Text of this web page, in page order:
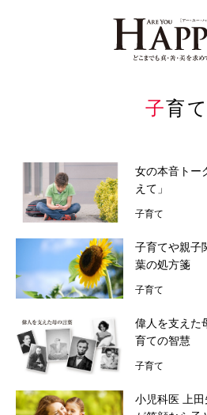
子育て
女の本音トー
えて」
子育て
子育てや親子
葉の処方箋
子育て
偉人を支えた
育ての智慧
子育て
小児科医 上
釈量子のお悩みクオンタム・リープ
読者の手記
特集
今月の占い
編集部のオススメ